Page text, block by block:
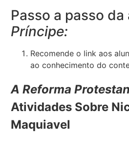
Passo a passo
Príncipe:
Recomende o link aos
ao conhecimento do
A Reforma
Atividades Sobre
Maquiavel